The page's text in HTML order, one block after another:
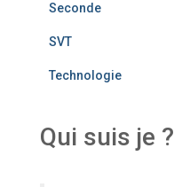
Seconde
SVT
Technologie
Qui suis je ?